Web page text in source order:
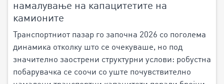
намалување на капацитетите на
камионите
Транспортниот пазар го започна 2026 со поголема
динамика отколку што се очекуваше, но под
значително заострени структурни услови: робустна
побарувачка се соочи со уште почувствително